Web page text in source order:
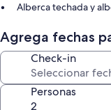
Alberca techada y
Asadores, no se
Características de la
Todas las habitaciones
amenidades como área
Agrega fechas
Check-in
Personas